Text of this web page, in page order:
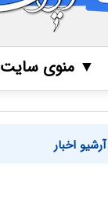
▼ منوی سایت
آرشیو اخبار